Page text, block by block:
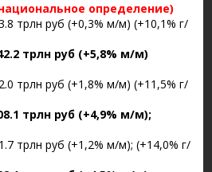
определение)
трлн руб (+0,3% м/м) (+10,1% г/
трлн руб (+5,8% м/м)
трлн руб (+1,8% м/м) (+11,5% г/
трлн руб (+4,9% м/м);
трлн руб (+1,2% м/м); (+14,0% г/